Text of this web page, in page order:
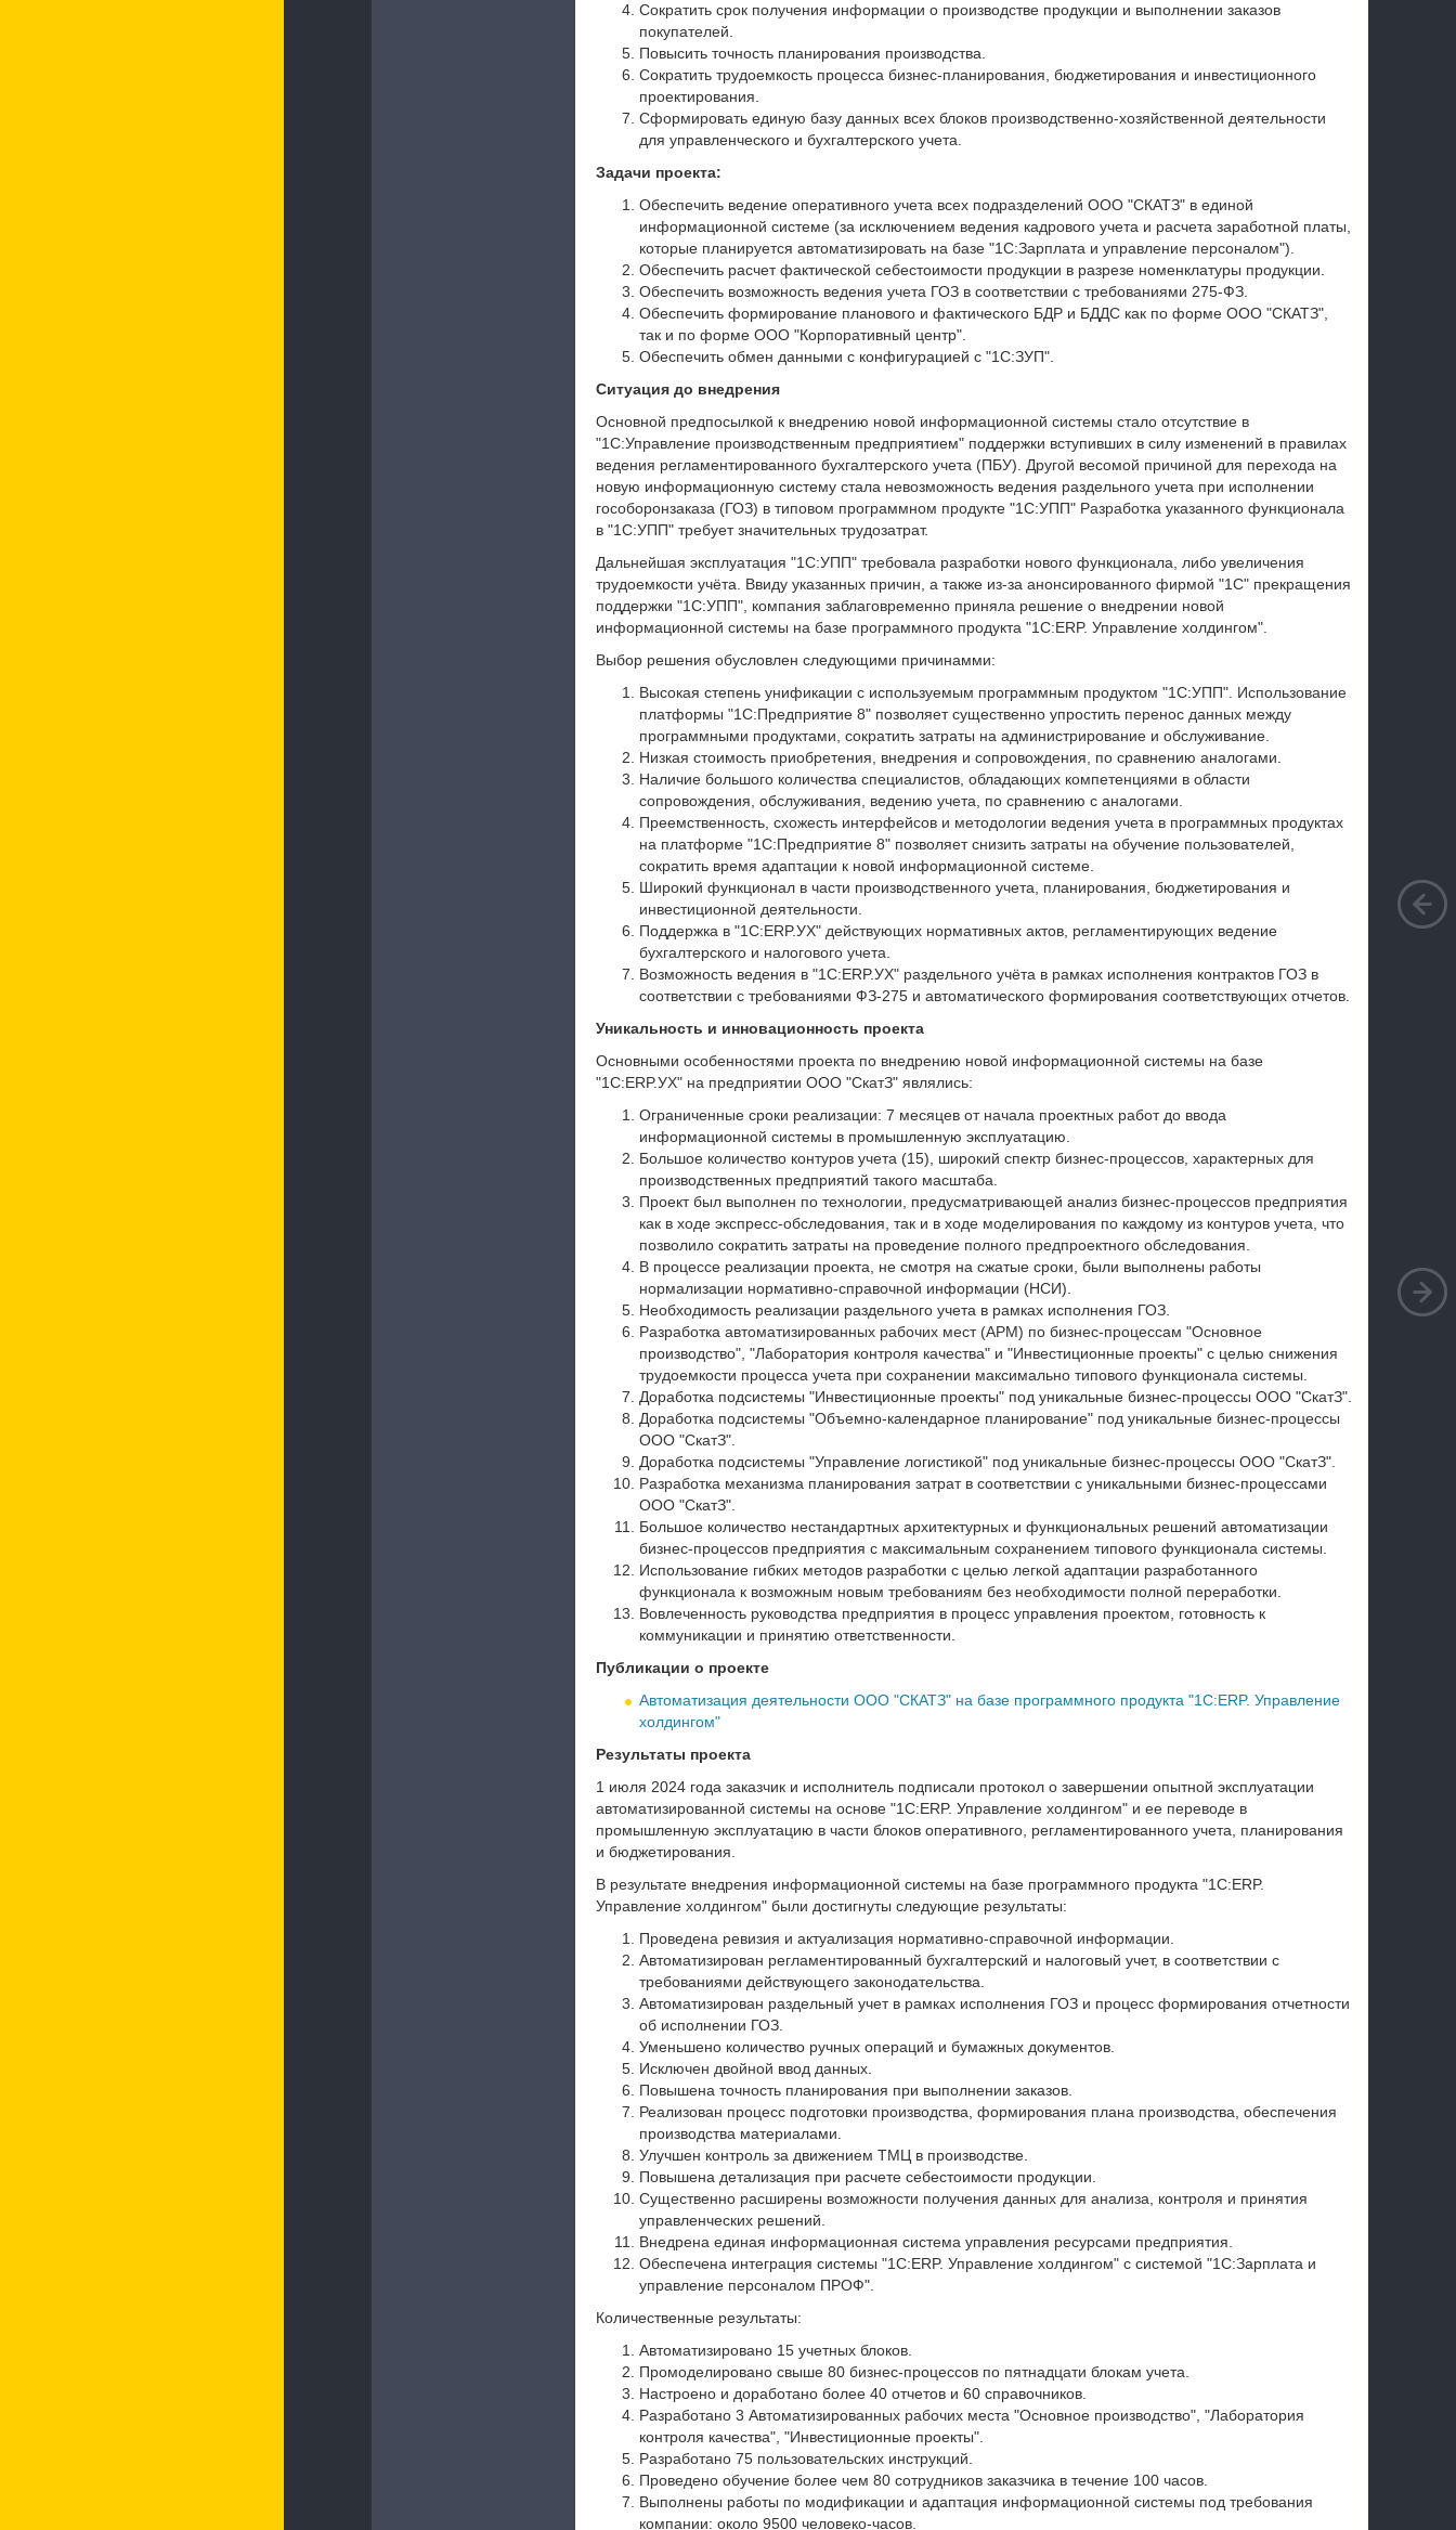
Сократить срок получения информации о производстве продукции и выполнении заказов
покупателей.
Повысить точность планирования производства.
Сократить трудоемкость процесса бизнес-планирования, бюджетирования и инвестиционного
проектирования.
Сформировать единую базу данных всех блоков производственно-хозяйственной деятельности
для управленческого и бухгалтерского учета.
Задачи проекта:
Обеспечить ведение оперативного учета всех подразделений ООО "СКАТЗ" в единой
информационной системе (за исключением ведения кадрового учета и расчета заработной платы,
которые планируется автоматизировать на базе "1С:Зарплата и управление персоналом").
Обеспечить расчет фактической себестоимости продукции в разрезе номенклатуры продукции.
Обеспечить возможность ведения учета ГОЗ в соответствии с требованиями 275-ФЗ.
Обеспечить формирование планового и фактического БДР и БДДС как по форме ООО "СКАТЗ",
так и по форме ООО "Корпоративный центр".
Обеспечить обмен данными с конфигурацией с "1С:ЗУП".
Ситуация до внедрения
Основной предпосылкой к внедрению новой информационной системы стало отсутствие в
"1С:Управление производственным предприятием" поддержки вступивших в силу изменений в правилах
ведения регламентированного бухгалтерского учета (ПБУ). Другой весомой причиной для перехода на
новую информационную систему стала невозможность ведения раздельного учета при исполнении
гособоронзаказа (ГОЗ) в типовом программном продукте "1С:УПП" Разработка указанного функционала
в "1С:УПП" требует значительных трудозатрат.
Дальнейшая эксплуатация "1С:УПП" требовала разработки нового функционала, либо увеличения
трудоемкости учёта. Ввиду указанных причин, а также из-за анонсированного фирмой "1С" прекращения
поддержки "1С:УПП", компания заблаговременно приняла решение о внедрении новой
информационной системы на базе программного продукта "1С:ERP. Управление холдингом".
Выбор решения обусловлен следующими причинамми:
Высокая степень унификации с используемым программным продуктом "1С:УПП". Использование
платформы "1С:Предприятие 8" позволяет существенно упростить перенос данных между
программными продуктами, сократить затраты на администрирование и обслуживание.
Низкая стоимость приобретения, внедрения и сопровождения, по сравнению аналогами.
Наличие большого количества специалистов, обладающих компетенциями в области
сопровождения, обслуживания, ведению учета, по сравнению с аналогами.
Преемственность, схожесть интерфейсов и методологии ведения учета в программных продуктах
на платформе "1С:Предприятие 8" позволяет снизить затраты на обучение пользователей,
сократить время адаптации к новой информационной системе.
Широкий функционал в части производственного учета, планирования, бюджетирования и
инвестиционной деятельности.
Поддержка в "1С:ERP.УХ" действующих нормативных актов, регламентирующих ведение
бухгалтерского и налогового учета.
Возможность ведения в "1С:ERP.УХ" раздельного учёта в рамках исполнения контрактов ГОЗ в
соответствии с требованиями ФЗ-275 и автоматического формирования соответствующих отчетов.
Уникальность и инновационность проекта
Основными особенностями проекта по внедрению новой информационной системы на базе
"1С:ERP.УХ" на предприятии ООО "СкатЗ" являлись:
Ограниченные сроки реализации: 7 месяцев от начала проектных работ до ввода
информационной системы в промышленную эксплуатацию.
Большое количество контуров учета (15), широкий спектр бизнес-процессов, характерных для
производственных предприятий такого масштаба.
Проект был выполнен по технологии, предусматривающей анализ бизнес-процессов предприятия
как в ходе экспресс-обследования, так и в ходе моделирования по каждому из контуров учета, что
позволило сократить затраты на проведение полного предпроектного обследования.
В процессе реализации проекта, не смотря на сжатые сроки, были выполнены работы
нормализации нормативно-справочной информации (НСИ).
Необходимость реализации раздельного учета в рамках исполнения ГОЗ.
Разработка автоматизированных рабочих мест (АРМ) по бизнес-процессам "Основное
производство", "Лаборатория контроля качества" и "Инвестиционные проекты" с целью снижения
трудоемкости процесса учета при сохранении максимально типового функционала системы.
Доработка подсистемы "Инвестиционные проекты" под уникальные бизнес-процессы ООО "СкатЗ".
Доработка подсистемы "Объемно-календарное планирование" под уникальные бизнес-процессы
ООО "СкатЗ".
Доработка подсистемы "Управление логистикой" под уникальные бизнес-процессы ООО "СкатЗ".
Разработка механизма планирования затрат в соответствии с уникальными бизнес-процессами
ООО "СкатЗ".
Большое количество нестандартных архитектурных и функциональных решений автоматизации
бизнес-процессов предприятия с максимальным сохранением типового функционала системы.
Использование гибких методов разработки с целью легкой адаптации разработанного
функционала к возможным новым требованиям без необходимости полной переработки.
Вовлеченность руководства предприятия в процесс управления проектом, готовность к
коммуникации и принятию ответственности.
Публикации о проекте
Автоматизация деятельности ООО "СКАТЗ" на базе программного продукта "1С:ERP. Управление
холдингом"
Результаты проекта
1 июля 2024 года заказчик и исполнитель подписали протокол о завершении опытной эксплуатации
автоматизированной системы на основе "1С:ERP. Управление холдингом" и ее переводе в
промышленную эксплуатацию в части блоков оперативного, регламентированного учета, планирования
и бюджетирования.
В результате внедрения информационной системы на базе программного продукта "1С:ERP.
Управление холдингом" были достигнуты следующие результаты:
Проведена ревизия и актуализация нормативно-справочной информации.
Автоматизирован регламентированный бухгалтерский и налоговый учет, в соответствии с
требованиями действующего законодательства.
Автоматизирован раздельный учет в рамках исполнения ГОЗ и процесс формирования отчетности
об исполнении ГОЗ.
Уменьшено количество ручных операций и бумажных документов.
Исключен двойной ввод данных.
Повышена точность планирования при выполнении заказов.
Реализован процесс подготовки производства, формирования плана производства, обеспечения
производства материалами.
Улучшен контроль за движением ТМЦ в производстве.
Повышена детализация при расчете себестоимости продукции.
Существенно расширены возможности получения данных для анализа, контроля и принятия
управленческих решений.
Внедрена единая информационная система управления ресурсами предприятия.
Обеспечена интеграция системы "1С:ERP. Управление холдингом" с системой "1С:Зарплата и
управление персоналом ПРОФ".
Количественные результаты:
Автоматизировано 15 учетных блоков.
Промоделировано свыше 80 бизнес-процессов по пятнадцати блокам учета.
Настроено и доработано более 40 отчетов и 60 справочников.
Разработано 3 Автоматизированных рабочих места "Основное производство", "Лаборатория
контроля качества", "Инвестиционные проекты".
Разработано 75 пользовательских инструкций.
Проведено обучение более чем 80 сотрудников заказчика в течение 100 часов.
Выполнены работы по модификации и адаптация информационной системы под требования
компании: около 9500 человеко-часов.